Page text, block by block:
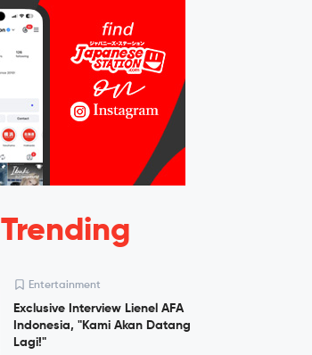
Trending
Entertainment
Exclusive Interview Lienel AFA
Indonesia, "Kami Akan Datang
Lagi!"